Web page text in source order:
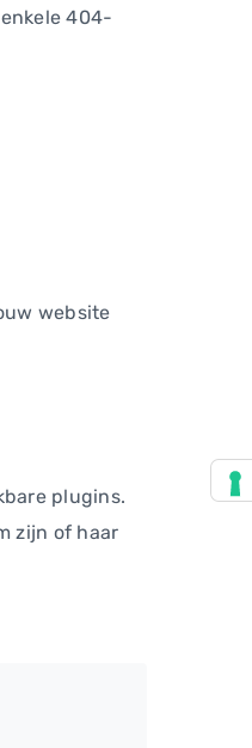
404-
website
plugins.
zijn of haar